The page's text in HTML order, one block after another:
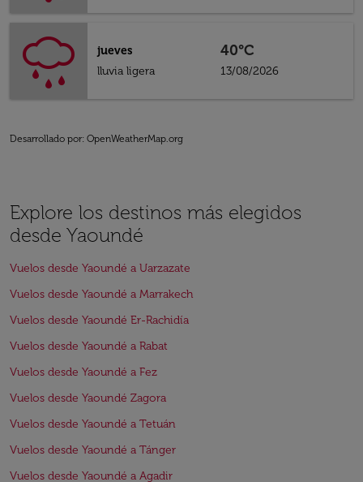
jueves
lluvia ligera
40°C
13/08/2026
Desarrollado por: OpenWeatherMap.org
Explore los destinos más elegidos
desde Yaoundé
Vuelos desde Yaoundé a Uarzazate
Vuelos desde Yaoundé a Marrakech
Vuelos desde Yaoundé Er-Rachidía
Vuelos desde Yaoundé a Rabat
Vuelos desde Yaoundé a Fez
Vuelos desde Yaoundé Zagora
Vuelos desde Yaoundé a Tetuán
Vuelos desde Yaoundé a Tánger
Vuelos desde Yaoundé a Agadir